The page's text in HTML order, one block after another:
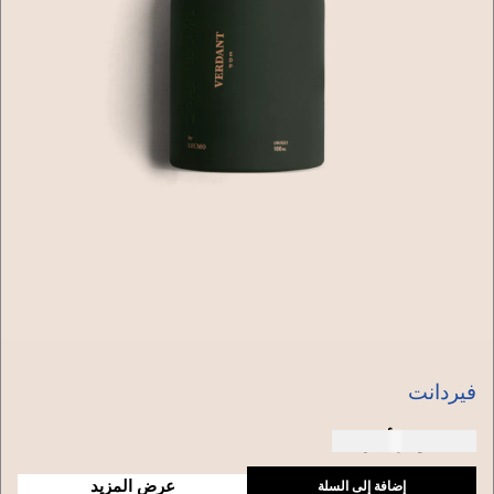
فيردانت
عرض المزيد إضافة إلى السلة